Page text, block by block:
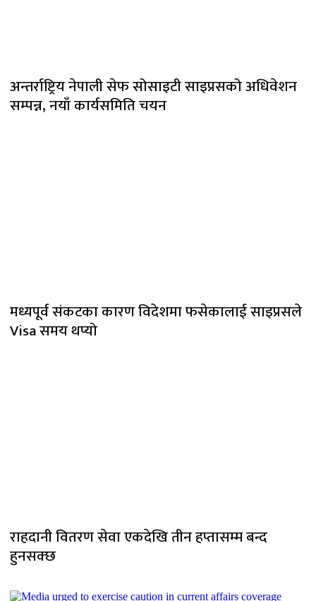
अन्तर्राष्ट्रिय नेपाली सेफ सोसाइटी साइप्रसको अधिवेशन
सम्पन्न, नयाँ कार्यसमिति चयन
मध्यपूर्व संकटका कारण विदेशमा फसेकालाई साइप्रसले
Visa समय थप्यो
राहदानी वितरण सेवा एकदेखि तीन हप्तासम्म बन्द
हुनसक्छ